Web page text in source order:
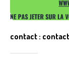
contact :